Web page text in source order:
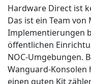
Hardware Direct ist
Das ist ein Team
Implementierungen
öffentlichen
NOC-Umgebungen.
Wanguard-Konsolen
einen guten Kit